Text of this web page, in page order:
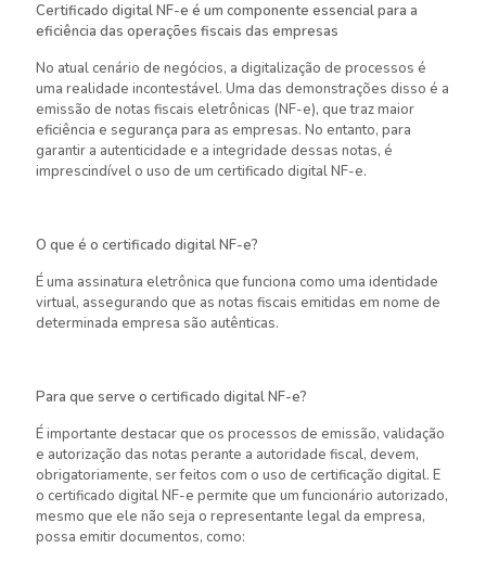
Certificado digital NF-e é um componente essencial para a
eficiência das operações fiscais das empresas
No atual cenário de negócios, a digitalização de processos é
uma realidade incontestável. Uma das demonstrações disso é a
emissão de notas fiscais eletrônicas (NF-e), que traz maior
eficiência e segurança para as empresas. No entanto, para
garantir a autenticidade e a integridade dessas notas, é
imprescindível o uso de um certificado digital NF-e.
O que é o certificado digital NF-e?
É uma assinatura eletrônica que funciona como uma identidade
virtual, assegurando que as notas fiscais emitidas em nome de
determinada empresa são autênticas.
Para que serve o certificado digital NF-e?
É importante destacar que os processos de emissão, validação
e autorização das notas perante a autoridade fiscal, devem,
obrigatoriamente, ser feitos com o uso de certificação digital. E
o certificado digital NF-e permite que um funcionário autorizado,
mesmo que ele não seja o representante legal da empresa,
possa emitir documentos, como: